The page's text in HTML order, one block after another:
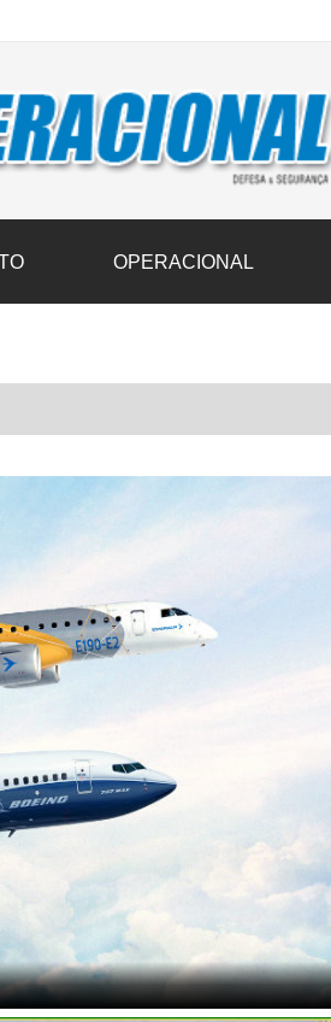
toneladas de donativos ao Rio Grande
OPERACIONAL